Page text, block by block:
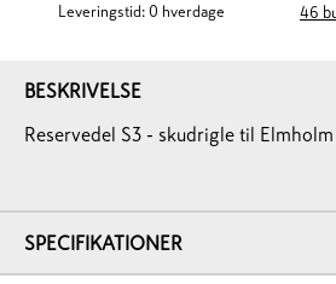
Leveringstid: 0 hverdage
46
BESKRIVELSE
Reservedel S3 - skudrigle til
SPECIFIKATIONER